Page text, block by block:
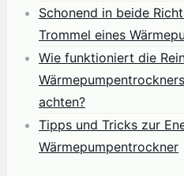
Schonend in beide
Trommel eines
Wie funktioniert die
achten?
Tipps und Tricks zur
Wärmepumpentrockner